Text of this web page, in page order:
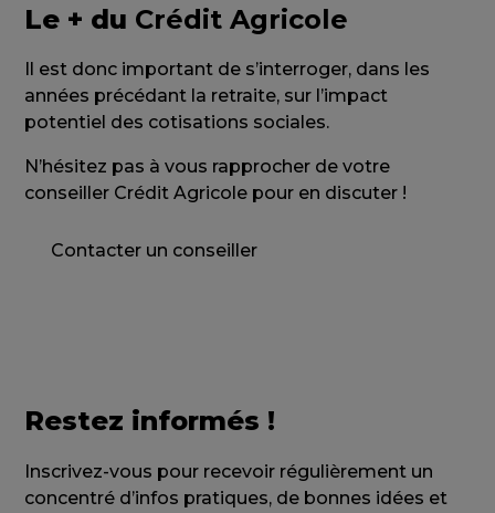
Le + du Crédit Agricole
Il est donc important de s’interroger, dans les
années précédant la retraite, sur l’impact
potentiel des cotisations sociales.
N’hésitez pas à vous rapprocher de votre
conseiller Crédit Agricole pour en discuter !
Contacter un conseiller
Restez informés !
Inscrivez-vous pour recevoir régulièrement un
concentré d’infos pratiques, de bonnes idées et